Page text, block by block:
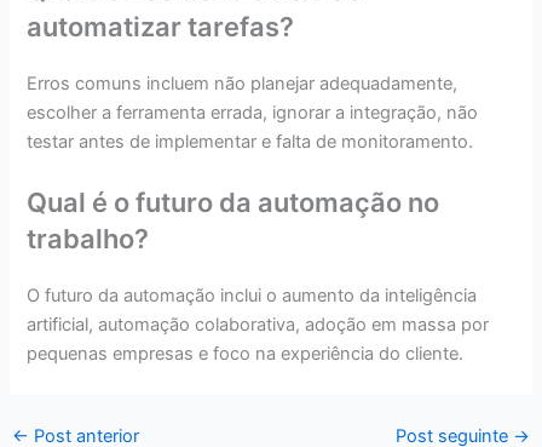
automatizar tarefas?
Erros comuns incluem não planejar adequadamente,
escolher a ferramenta errada, ignorar a integração, não
testar antes de implementar e falta de monitoramento.
Qual é o futuro da automação no
trabalho?
O futuro da automação inclui o aumento da inteligência
artificial, automação colaborativa, adoção em massa por
pequenas empresas e foco na experiência do cliente.
← Post anterior Post seguinte →